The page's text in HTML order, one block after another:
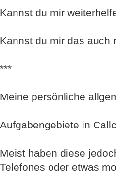
Kannst du mir
Kannst du mir das auch
***
Meine persönliche
Aufgabengebiete in
Meist haben diese
Telefones oder etwas